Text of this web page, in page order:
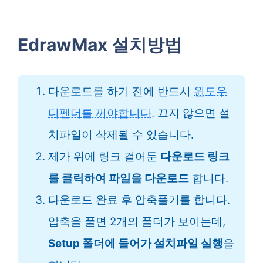
EdrawMax 설치방법
다운로드를 하기 전에 반드시 윈도우
디펜더를 꺼야합니다. 끄지 않으면 설
치파일이 삭제될 수 있습니다.
제가 위에 링크 걸어둔 다운로드 링크
를 클릭하여 파일을 다운로드 합니다.
다운로드 완료 후 압축풀기를 합니다.
압축을 풀면 2개의 폴더가 보이는데,
Setup 폴더에 들어가 설치파일 실행을